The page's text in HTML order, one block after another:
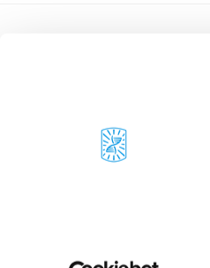
C/Baldiri Reixac, 4-12